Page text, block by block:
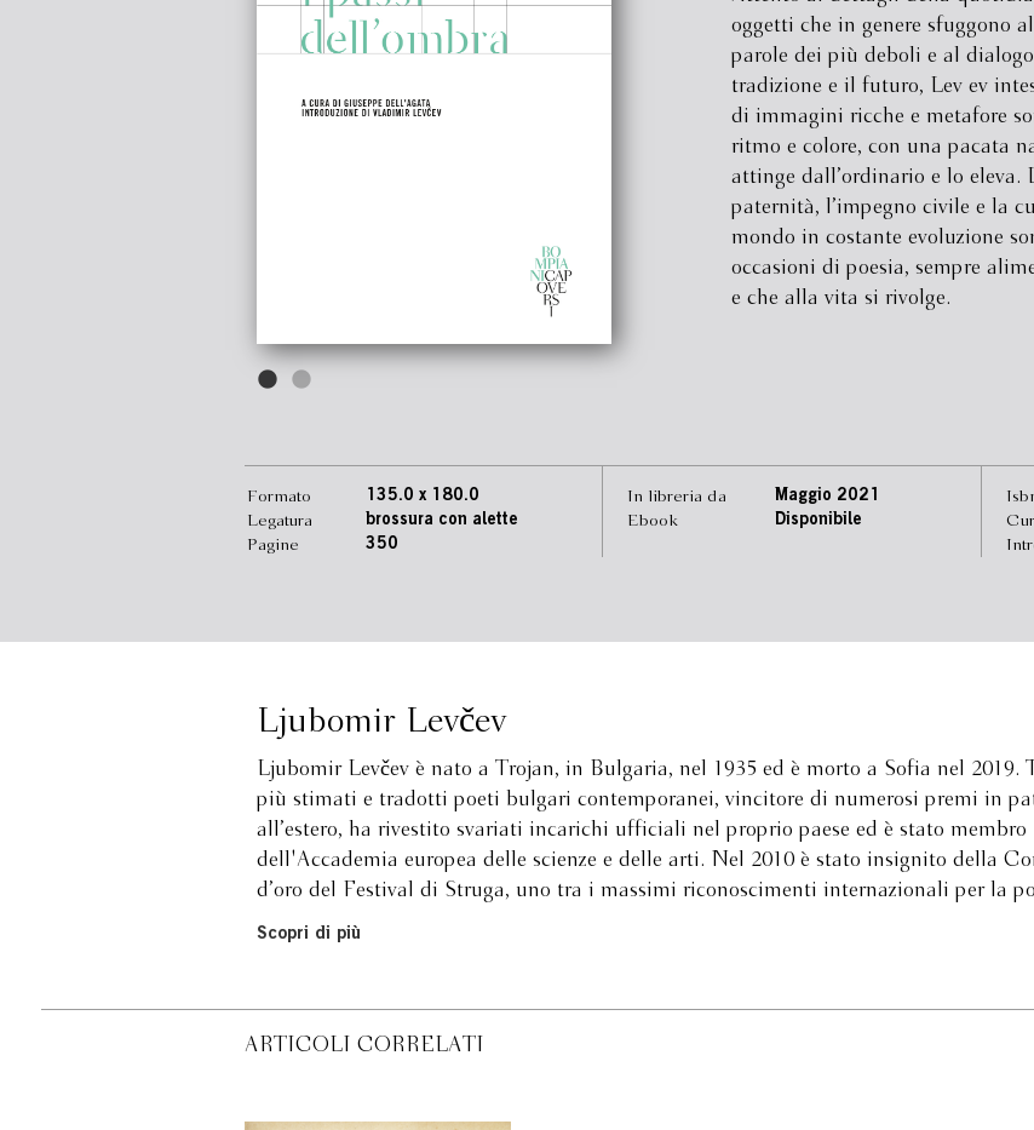
oggetti che in genere sfuggono
parole dei più deboli e al
tradizione e il futuro, Lev ev
di immagini ricche e metafore
ritmo e colore, con una pacata
attinge dall’ordinario e lo eleva.
paternità, l’impegno civile e la
mondo in costante evoluzione
occasioni di poesia, sempre
e che alla vita si rivolge.
Formato
Legatura
Pagine
135.0 x 180.0
brossura con alette
350
In libreria da
Ebook
Maggio 2021
Disponibile
Ljubomir Levčev
Ljubomir Levčev è nato a Trojan, in Bulgaria, nel 1935 ed è morto a Sofia nel 2019.
più stimati e tradotti poeti bulgari contemporanei, vincitore di numerosi premi in
all’estero, ha rivestito svariati incarichi ufficiali nel proprio paese ed è stato membro
dell'Accademia europea delle scienze e delle arti. Nel 2010 è stato insignito della
d’oro del Festival di Struga, uno tra i massimi riconoscimenti internazionali per la
Scopri di più
ARTICOLI CORRELATI